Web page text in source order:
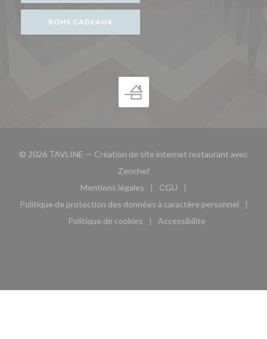
BONS CADEAUX
© 2026 TAVLINE — Création de site internet restaurant avec
Zenchef((ouvre une nouvelle fenêtre))
Mentions légales
((ouvre une nouvelle fenêtre))
CGU
((ouvre une nouvelle
Politique de protection des données à caractère personnel
((ouvre une nouvelle fenêtre))
Politique de cookies
((ouvre une nouvelle fenêtre))
Accessibilite